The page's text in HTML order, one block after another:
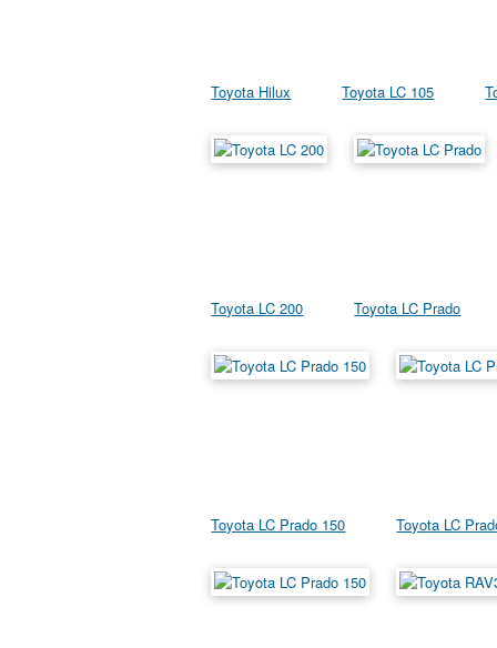
Toyota Hilux Toyota LC 105
Toyota LC 200 Toyota LC Prado
Toyota LC Prado 150 Toyota LC